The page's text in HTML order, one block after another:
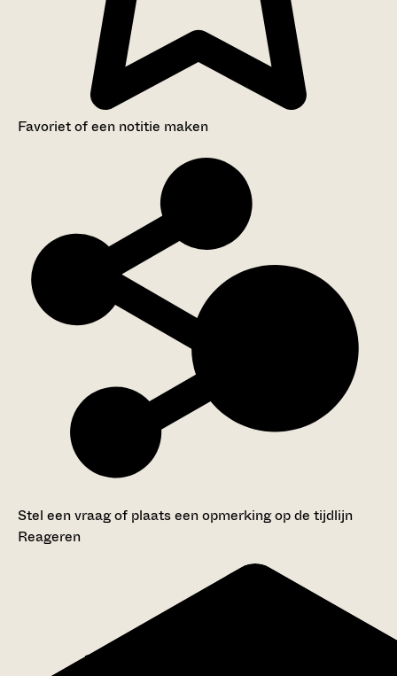
Favoriet of een notitie maken
Stel een vraag of plaats een opmerking op de tijdlijn
Reageren